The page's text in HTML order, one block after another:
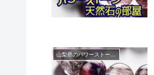
山梨県のパワーストーンショップ紹介